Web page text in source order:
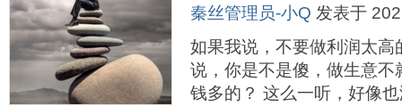
秦丝管理员-小Q 发表于
如果我说，不要做利润太
说，你是不是傻，做生意
钱多的？ 这么一听，好像